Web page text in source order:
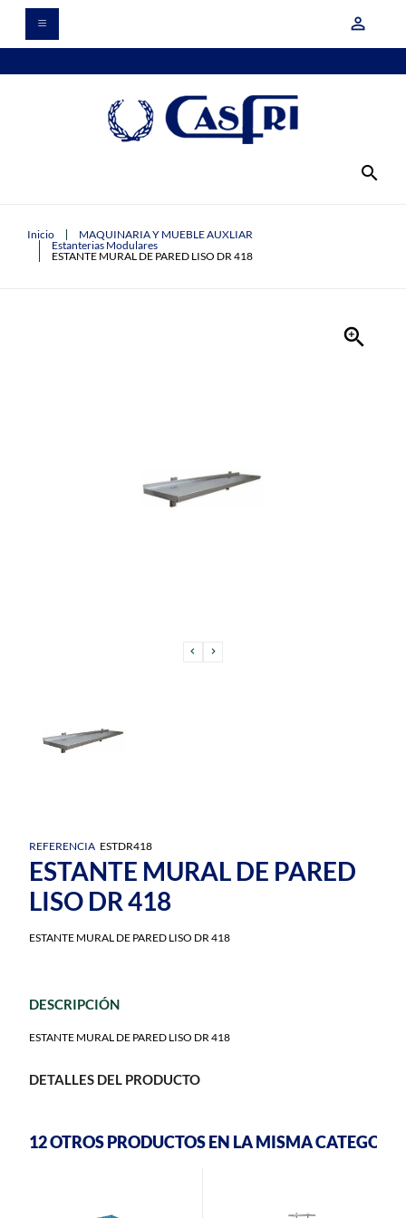
person_outline
search
Inicio
MAQUINARIA Y MUEBLE AUXLIAR
Estanterias Modulares
ESTANTE MURAL DE PARED LISO DR 418
REFERENCIA ESTDR418
ESTANTE MURAL DE PARED
LISO DR 418
ESTANTE MURAL DE PARED LISO DR 418
DESCRIPCIÓN
ESTANTE MURAL DE PARED LISO DR 418
DETALLES DEL PRODUCTO
12 OTROS PRODUCTOS EN LA MISMA